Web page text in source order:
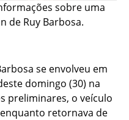
sobre uma
de Ruy Barbosa.
se envolveu em
domingo (30) na
preliminares, o veículo
retornava de